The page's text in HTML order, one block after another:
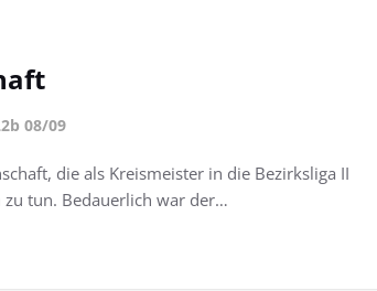
08/09
die als Kreismeister in die Bezirksliga II
tun. Bedauerlich war der…